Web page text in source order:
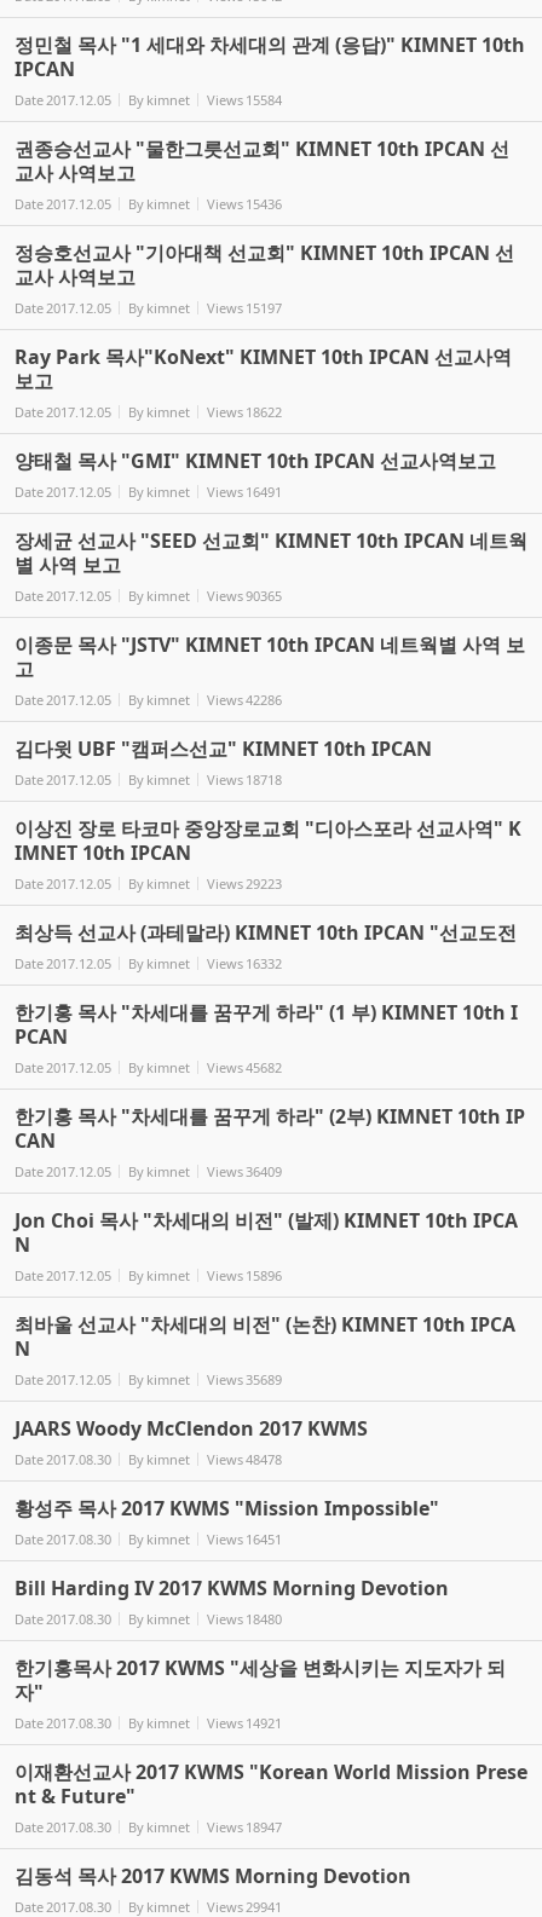
정민철 목사 "1 세대와 차세대의 관계 (응답)" KIMNET 10th
IPCAN
Date 2017.12.05 By kimnet Views 15584
권종승선교사 "물한그릇선교회" KIMNET 10th IPCAN 선
교사 사역보고
Date 2017.12.05 By kimnet Views 15436
정승호선교사 "기아대책 선교회" KIMNET 10th IPCAN 선
교사 사역보고
Date 2017.12.05 By kimnet Views 15197
Ray Park 목사"KoNext" KIMNET 10th IPCAN 선교사역
보고
Date 2017.12.05 By kimnet Views 18622
양태철 목사 "GMI" KIMNET 10th IPCAN 선교사역보고
Date 2017.12.05 By kimnet Views 16491
장세균 선교사 "SEED 선교회" KIMNET 10th IPCAN 네트웍
별 사역 보고
Date 2017.12.05 By kimnet Views90365
이종문 목사 "JSTV" KIMNET 10th IPCAN 네트웍별 사역 보
고
Date 2017.12.05 By kimnet Views42286
김다윗 UBF "캠퍼스선교" KIMNET 10th IPCAN
Date 2017.12.05 By kimnet Views 18718
이상진 장로 타코마 중앙장로교회 "디아스포라 선교사역" K
IMNET 10th IPCAN
Date 2017.12.05 By kimnet Views 29223
최상득 선교사 (과테말라) KIMNET 10th IPCAN "선교도전
Date 2017.12.05 By kimnet Views 16332
한기홍 목사 "차세대를 꿈꾸게 하라" (1 부) KIMNET 10th I
PCAN
Date 2017.12.05 By kimnet Views45682
한기홍 목사 "차세대를 꿈꾸게 하라" (2부) KIMNET 10th IP
CAN
Date 2017.12.05 By kimnet Views 36409
Jon Choi 목사 "차세대의 비전" (발제) KIMNET 10th IPCA
N
Date 2017.12.05 By kimnet Views 15896
최바울 선교사 "차세대의 비전" (논찬) KIMNET 10th IPCA
N
Date 2017.12.05 By kimnet Views 35689
JAARS Woody McClendon 2017 KWMS
Date 2017.08.30 By kimnet Views48478
황성주 목사 2017 KWMS "Mission Impossible"
Date 2017.08.30 By kimnet Views 16451
Bill Harding IV 2017 KWMS Morning Devotion
Date 2017.08.30 By kimnet Views 18480
한기홍목사 2017 KWMS "세상을 변화시키는 지도자가 되
자"
Date 2017.08.30 By kimnet Views 14921
이재환선교사 2017 KWMS "Korean World Mission Prese
nt & Future"
Date 2017.08.30 By kimnet Views 18947
김동석 목사 2017 KWMS Morning Devotion
Date 2017.08.30 By kimnet Views 29941